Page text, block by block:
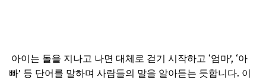
아이는 돌을 지나고 나면 대체로 걷기 시작하고 ‘엄마’, ‘아
빠’ 등 단어를 말하며 사람들의 말을 알아듣는 듯합니다. 이